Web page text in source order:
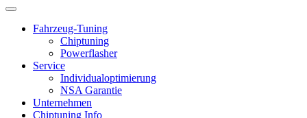
Fahrzeug-Tuning
Chiptuning
Powerflasher
Service
Individualoptimierung
NSA Garantie
Unternehmen
Chiptuning Info